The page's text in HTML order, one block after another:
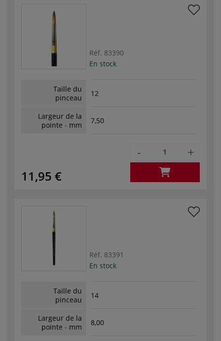
Réf. 83390
En stock
Taille du
pinceau
12
Largeur de la
pointe - mm
7,50
11,95 €
- +
Réf. 83391
En stock
Taille du
pinceau
14
Largeur de la
pointe - mm
8,00